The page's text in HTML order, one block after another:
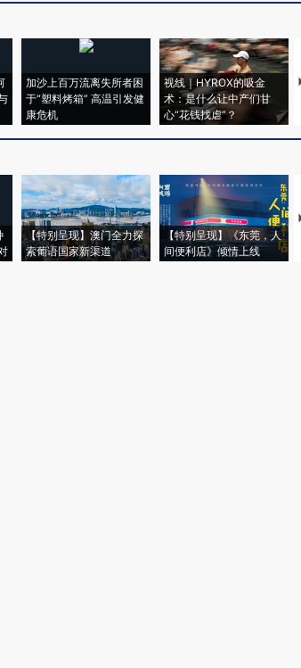
加沙上百万流离失所者困
于“塑料烤箱” 高温引发健
康危机
视线｜HYROX的吸金
术：是什么让中产们甘
心“花钱找虐”？
【特别呈现】澳门全力探
索葡语国家新渠道
【特别呈现】《东莞，人
间便利店》倾情上线